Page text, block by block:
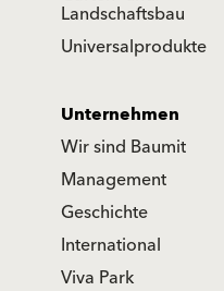
Landschaftsbau
Universalprodukte
Unternehmen
Wir sind Baumit
Management
Geschichte
International
Viva Park